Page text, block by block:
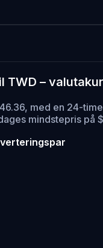
TWD –
med en 24-
mindstepris på